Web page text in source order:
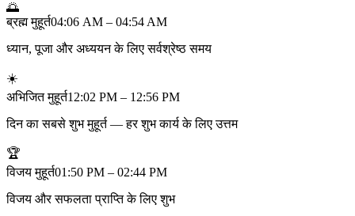
🌅
ब्रह्म मुहूर्त04:06 AM – 04:54 AM
ध्यान, पूजा और अध्ययन के लिए सर्वश्रेष्ठ समय
☀️
अभिजित मुहूर्त12:02 PM – 12:56 PM
दिन का सबसे शुभ मुहूर्त — हर शुभ कार्य के लिए उत्तम
🏆
विजय मुहूर्त01:50 PM – 02:44 PM
विजय और सफलता प्राप्ति के लिए शुभ